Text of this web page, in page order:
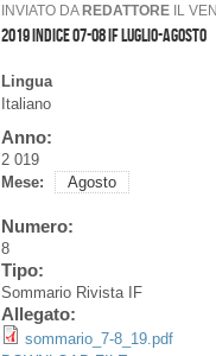
INVIATO DAREDATTORE IL
2019 INDICE 07-08 IF LUGLIO-AGOSTO
Lingua
Italiano
Anno:
2 019
Mese:
Agosto
Numero:
8
Tipo:
Sommario Rivista IF
Allegato:
sommario_7-8_19.pdf